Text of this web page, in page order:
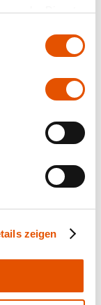
der Dienste
zeigen